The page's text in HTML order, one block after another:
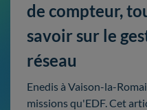
de compteur,
savoir sur le
réseau
Enedis à Vaison-la-
missions qu'EDF. Cet